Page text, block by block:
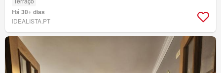
Há 30+ dias
IDEALISTA.PT